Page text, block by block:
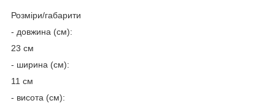
Розміри/габарити
- довжина (см):
23 см
- ширина (см):
11 см
- висота (см):